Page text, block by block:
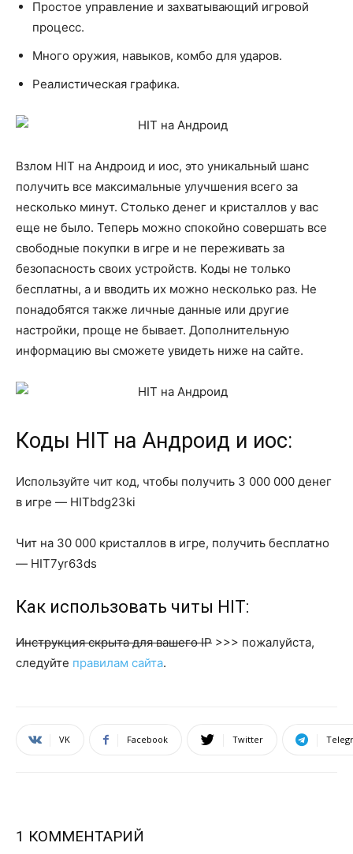
Простое управление и захватывающий игровой
процесс.
Много оружия, навыков, комбо для ударов.
Реалистическая графика.
Взлом HIT на Андроид и иос, это уникальный шанс
получить все максимальные улучшения всего за
несколько минут. Столько денег и кристаллов у вас
еще не было. Теперь можно спокойно совершать все
свободные покупки в игре и не переживать за
безопасность своих устройств. Коды не только
бесплатны, а и вводить их можно несколько раз. Не
понадобятся также личные данные или другие
настройки, проще не бывает. Дополнительную
информацию вы сможете увидеть ниже на сайте.
Коды HIT на Андроид и иос:
Используйте чит код, чтобы получить 3 000 000 денег
в игре — HITbdg23ki
Чит на 30 000 кристаллов в игре, получить бесплатно
— HIT7yr63ds
Как использовать читы HIT:
Инструкция скрыта для вашего IP >>> пожалуйста,
следуйте правилам сайта.
VK Facebook Twitter
1 КОММЕНТАРИЙ